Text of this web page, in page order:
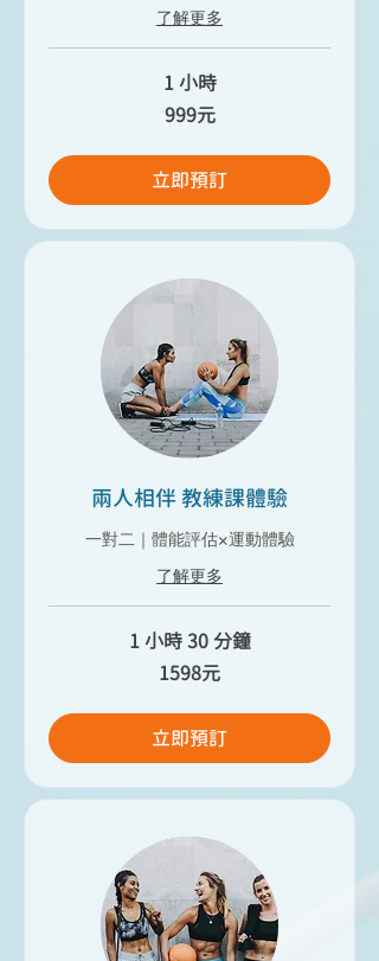
了解更多
1 小時
999元
立即預訂
兩人相伴 教練課體驗
一對二｜體能評估×運動體驗
了解更多
1 小時 30 分鐘
1598元
立即預訂